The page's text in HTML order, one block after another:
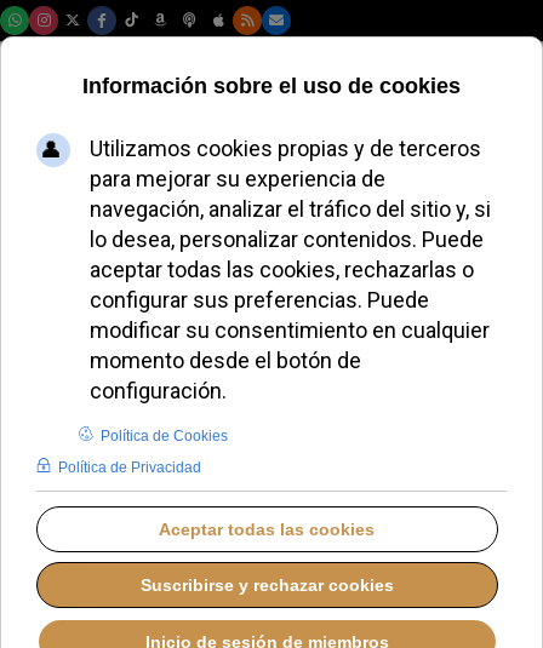
El Papa León XIV
designa a dos
nuevos obispos
auxiliares en
Salvador, Brasil
VIERNES, 04 JULIO 2025 17:06